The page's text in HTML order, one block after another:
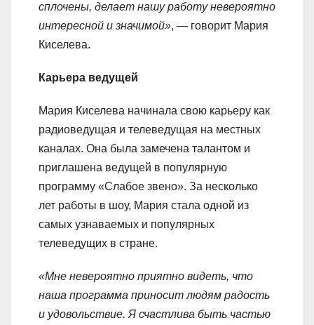
сплочены, делает нашу работу невероятно
интересной и значимой», — говорит Мария
Киселева.
Карьера ведущей
Мария Киселева начинала свою карьеру как
радиоведущая и телеведущая на местных
каналах. Она была замечена талантом и
приглашена ведущей в популярную
программу «Слабое звено». За несколько
лет работы в шоу, Мария стала одной из
самых узнаваемых и популярных
телеведущих в стране.
«Мне невероятно приятно видеть, что
наша программа приносит людям радость
и удовольствие. Я счастлива быть частью